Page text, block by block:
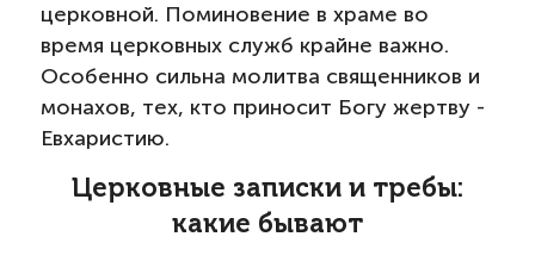
церковной. Поминовение в храме во
время церковных служб крайне важно.
Особенно сильна молитва священников и
монахов, тех, кто приносит Богу жертву -
Евхаристию.
Церковные записки и требы:
какие бывают